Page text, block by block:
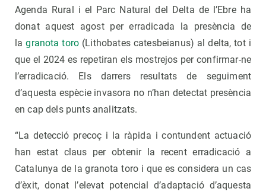
Agenda Rural i el Parc Natural del Delta de l’Ebre ha
donat aquest agost per erradicada la presència de
lagranota toro (Lithobates catesbeianus) al delta, tot i
que el 2024 es repetiran els mostrejos per confirmar-ne
l’erradicació. Els darrers resultats de seguiment
d’aquesta espècie invasora no n’han detectat presència
en cap dels punts analitzats.
“La detecció precoç i la ràpida i contundent actuació
han estat claus per obtenir la recent erradicació a
Catalunya de la granota toro i que es considera un cas
d’èxit, donat l’elevat potencial d’adaptació d’aquesta